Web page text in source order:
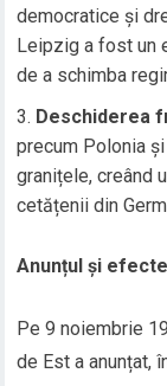
democratice și
Leipzig a fost un
de a schimba
Deschiderea
precum Polonia
granițele, creând
cetățenii din
Anunțul și
Pe 9 noiembrie
de Est a anunțat,